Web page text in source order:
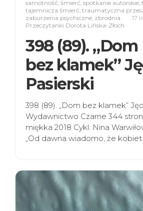
samotność śmierć spotkanie autorskie
tajemnicza śmierć traumatyczna
zaburzenia psychiczne zbrodnia 17
Przeczytanki Dorota Lińska-Złoch
398 (89). „Dom
bez klamek”
Pasierski
398 (89). „Dom bez klamek”
Wydawnictwo Czarne 344
miękka 2018 Cykl: Nina
„Od dawna wiadomo, że kobiet…